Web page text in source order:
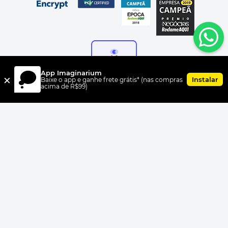
× App Imaginarium
Baixe o app e ganhe frete grátis* (nas compras
acima de R$99)
Instalar